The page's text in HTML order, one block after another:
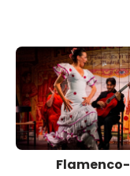
Flamenco-